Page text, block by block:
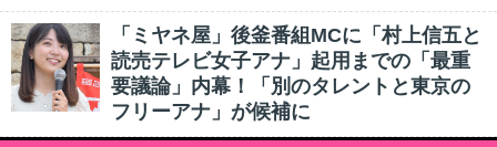
「ミヤネ屋」後釜番組MCに「村上信五と
読売テレビ女子アナ」起用までの「最重
要議論」内幕！「別のタレントと東京の
フリーアナ」が候補に